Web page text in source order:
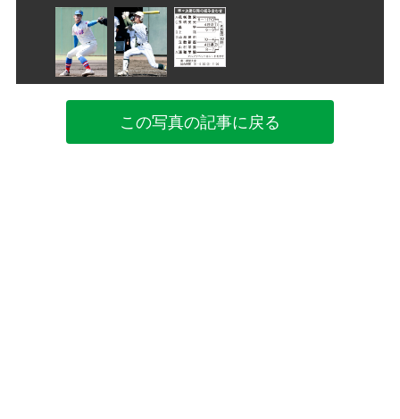
この写真の記事に戻る